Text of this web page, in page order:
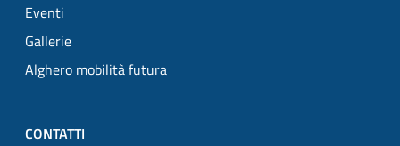
Eventi
Gallerie
Alghero mobilità futura
CONTATTI